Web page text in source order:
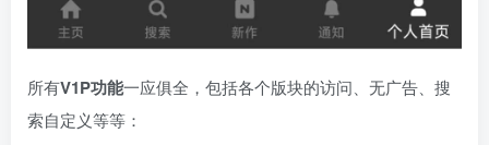
所有V1P功能一应俱全，包括各个版块的访问、无广告、搜
索自定义等等：